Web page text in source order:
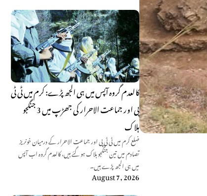
کالعدم گروہ آپس میں ہی الجھ پڑے: کرم میں ٹی ٹی
پی اور جماعت الاحرار کی جھڑپ میں 3 جنگجو
ہلاک
ضلع کرم میں ٹی ٹی پی اور جماعت الاحرار کے درمیان خونریز
تصادم میں تین جنگجو ہلاک ہو گئے ہیں، کالعدم گروہ اب آپس
میں ہی الجھ پڑے ہیں۔
August 7, 2026